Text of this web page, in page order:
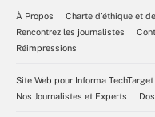
À Propos
Charte d’éthique et
Rencontrez les journalistes
Réimpressions
Site Web pour Informa TechTarget
Nos Journalistes et Experts